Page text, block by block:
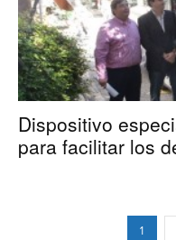
Dispositivo
para facilitar los
1